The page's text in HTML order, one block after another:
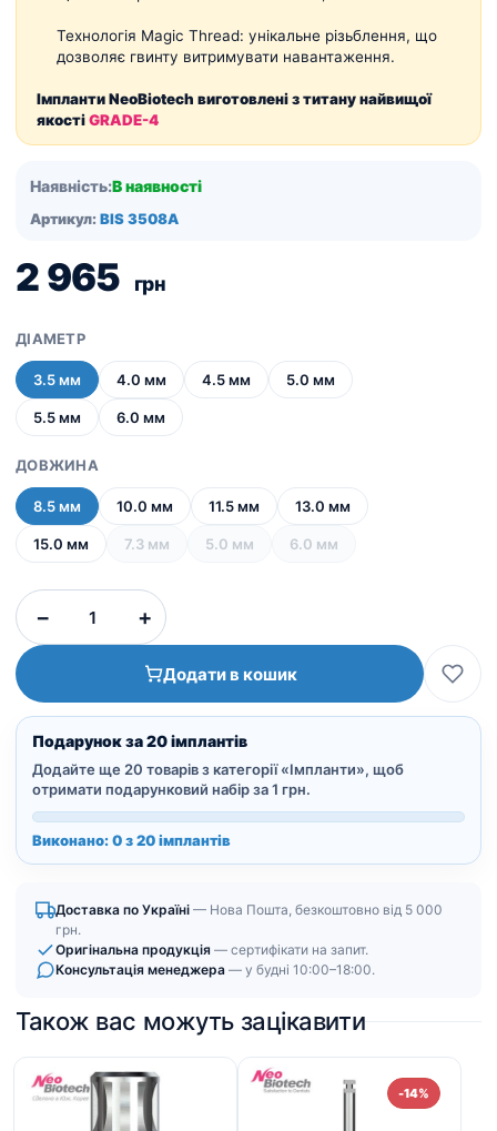
Технологія Magic Thread: унікальне різьблення, що
дозволяє гвинту витримувати навантаження.
Імпланти NeoBiotech виготовлені з титану найвищої
якостіGRADE-4
Наявність:В наявності
Артикул: BIS 3508A
2 965 грн
ДІАМЕТР
3.5 мм 4.0 мм 4.5 мм 5.0 мм
5.5 мм 6.0 мм
ДОВЖИНА
8.5 мм 10.0 мм 11.5 мм 13.0 мм
15.0 мм 7.3 мм 5.0 мм 6.0 мм
−
NeoBiotech
кількість
+
Додати в кошик
Подарунок за 20 імплантів
Додайте ще 20 товарів з категорії «Імпланти», щоб
отримати подарунковий набір за 1 грн.
Виконано: 0 з 20 імплантів
Доставка по Україні — Нова Пошта, безкоштовно від 5 000
грн.
Оригінальна продукція — сертифікати на запит.
Консультація менеджера — у будні 10:00–18:00.
Також вас можуть зацікавити
-14%